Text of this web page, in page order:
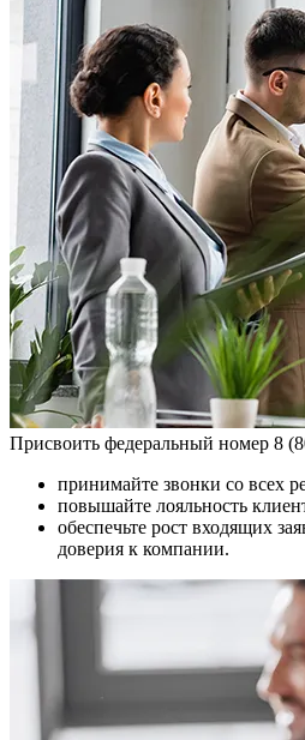
Присвоить федеральный номер 8
принимайте звонки со всех
повышайте лояльность
обеспечьте рост входящих
доверия к компании.